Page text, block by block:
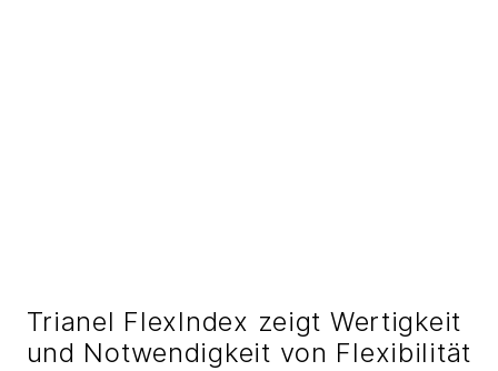
Trianel FlexIndex zeigt Wertigkeit
und Notwendigkeit von Flexibilität